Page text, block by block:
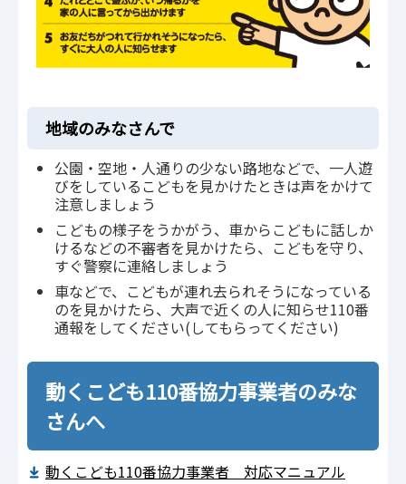
地域のみなさんで
公園・空地・人通りの少ない路地などで、一人遊
びをしているこどもを見かけたときは声をかけて
注意しましょう
こどもの様子をうかがう、車からこどもに話しか
けるなどの不審者を見かけたら、こどもを守り、
すぐ警察に連絡しましょう
車などで、こどもが連れ去られそうになっている
のを見かけたら、大声で近くの人に知らせ110番
通報をしてください(してもらってください)
動くこども110番協力事業者のみな
さんへ
動くこども110番協力事業者 対応マニュアル